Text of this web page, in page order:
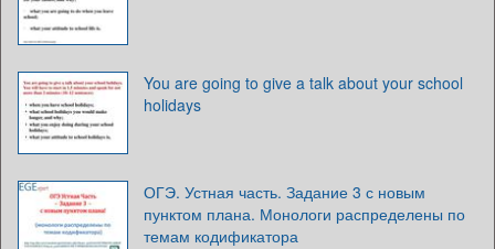
You are going to give a talk about your school
holidays
ОГЭ. Устная часть. Задание 3 с новым
пунктом плана. Монологи распределены по
темам кодификатора